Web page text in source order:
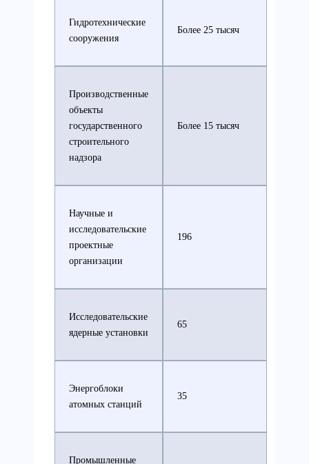
Гидротехнические
сооружения
Более 25 тысяч
Производственные
объекты
государственного
строительного
надзора
Более 15 тысяч
Научные и
исследовательские
проектные
организации
196
Исследовательские
ядерные установки
65
Энергоблоки
атомных станций
35
Промышленные